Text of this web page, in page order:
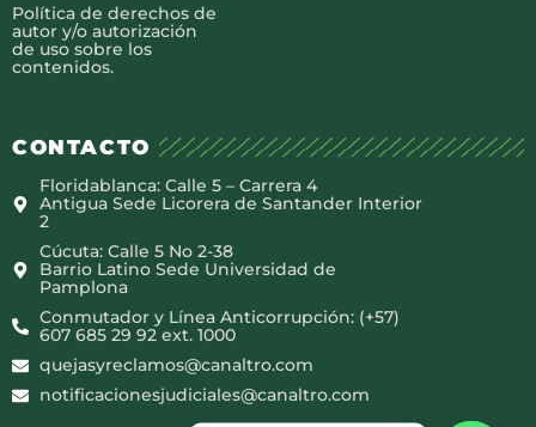
Política de derechos de
autor y/o autorización
de uso sobre los
contenidos.
CONTACTO
Floridablanca: Calle 5 – Carrera 4
Antigua Sede Licorera de Santander Interior
2
Cúcuta: Calle 5 No 2-38
Barrio Latino Sede Universidad de
Pamplona
Conmutador y Línea Anticorrupción: (+57)
607 685 29 92 ext. 1000
quejasyreclamos@canaltro.com
notificacionesjudiciales@canaltro.com